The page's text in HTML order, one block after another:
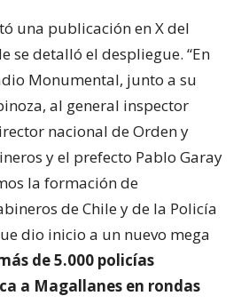
una publicación en X del
se detalló el despliegue. “En
Monumental, junto a su
al general inspector
nacional de Orden y
y el prefecto Pablo Garay
la formación de
de Chile y de la Policía
dio inicio a un nuevo mega
de 5.000 policías
a Magallanes en rondas